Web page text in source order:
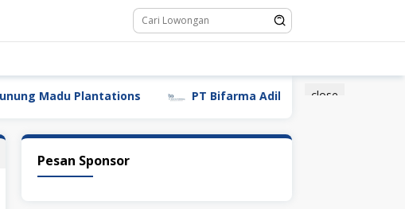
close
Plantations PT Bifarma Adiluhung (a Kalbe Company)
Pesan Sponsor